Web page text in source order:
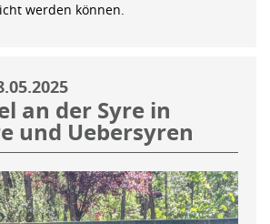
werden können.
an der Syre in
und Uebersyren